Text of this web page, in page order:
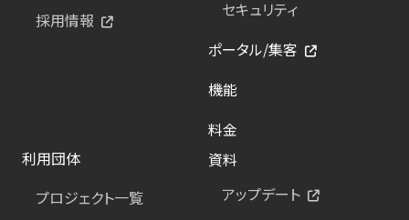
採用情報
セキュリティ
ポータル/集客
機能
料金
利用団体
プロジェクト一覧
資料
アップデート